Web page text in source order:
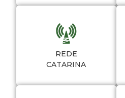
REDE
CATARINA